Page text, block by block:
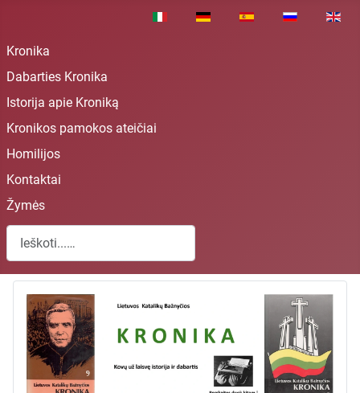
Pasirinkite savo kalbą
Kronika
Dabarties Kronika
Istorija apie Kroniką
Kronikos pamokos ateičiai
Homilijos
Kontaktai
Žymės
Paieška